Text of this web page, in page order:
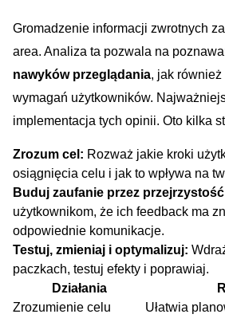
Gromadzenie informacji zwrotnych
area. Analiza ta pozwala na
nawyków przeglądania, jak
wymagań użytkowników.
implementacja tych opinii. Oto kilka
Zrozum cel: Rozważ jakie kroki
osiągnięcia celu i ‌jak to ​wpływa na
Buduj zaufanie przez
⁢użytkownikom,⁤ że ich feedback ‌ma
odpowiednie komunikacje.
Testuj, zmieniaj i optymalizuj:
paczkach, testuj efekty i poprawiaj.
Działania
Zrozumienie celu
Ułatwia